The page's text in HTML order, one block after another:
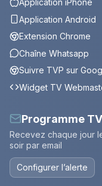
Application iPhone
Application Android
Extension Chrome
Chaîne Whatsapp
Suivre TVP sur
Widget TV
Programme
Recevez chaque jour
soir par email
Configurer l’alerte